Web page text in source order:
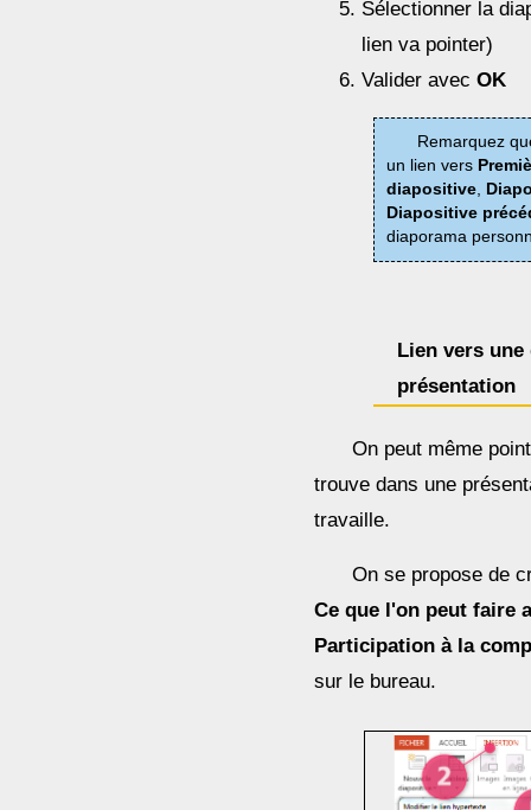
Sélectionner la
lien va pointer)
Valider avecOK
Remarquez
un lien vers
diapositive
Diapositive
diaporama
Lien vers
présentation
On peut même
trouve dans une
travaille.
On se propose de
Ce que l'on peut faire
Participation à la
sur le bureau.